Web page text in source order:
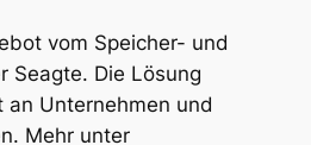
vom Speicher- und
Seagte. Die Lösung
an Unternehmen und
Mehr unter